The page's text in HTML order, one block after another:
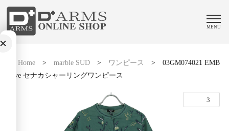
MENU
Home> marble SUD> ワンピース > 03GM074021 EMB
olive セナカシャーリングワンピース
3
×